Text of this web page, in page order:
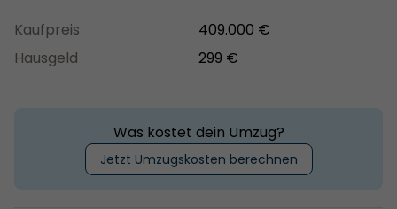
Kaufpreis
409.000 €
Hausgeld
299 €
Was kostet dein Umzug?
Jetzt Umzugskosten berechnen